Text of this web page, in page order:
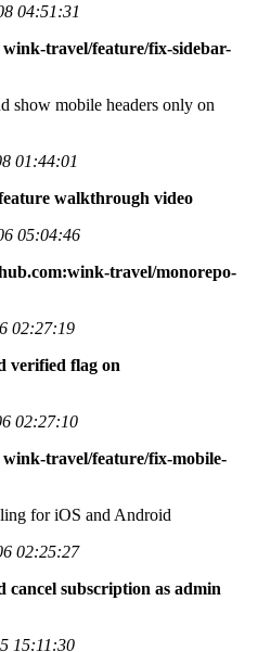
04:51:31
travel/feature/fix-sidebar-
show mobile headers only on
01:44:01
walkthrough video
05:04:46
travel/monorepo-
02:27:19
verified flag on
02:27:10
travel/feature/fix-mobile-
for iOS and Android
02:25:27
cancel subscription as admin
15:11:30